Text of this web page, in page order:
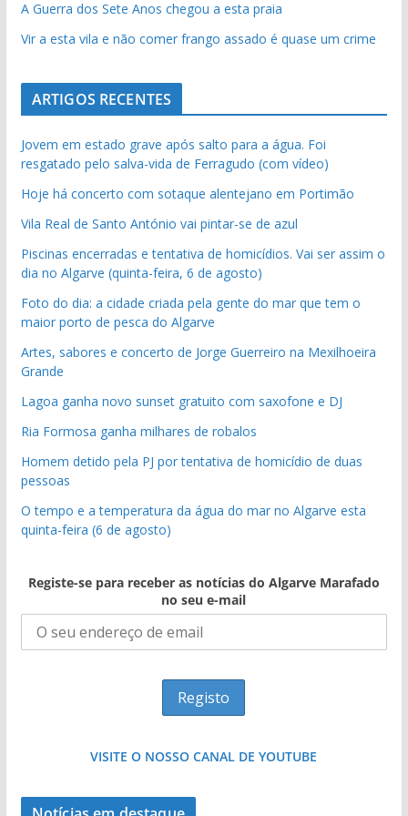
A Guerra dos Sete Anos chegou a esta praia
Vir a esta vila e não comer frango assado é quase um crime
ARTIGOS RECENTES
Jovem em estado grave após salto para a água. Foi
resgatado pelo salva-vida de Ferragudo (com vídeo)
Hoje há concerto com sotaque alentejano em Portimão
Vila Real de Santo António vai pintar-se de azul
Piscinas encerradas e tentativa de homicídios. Vai ser assim o
dia no Algarve (quinta-feira, 6 de agosto)
Foto do dia: a cidade criada pela gente do mar que tem o
maior porto de pesca do Algarve
Artes, sabores e concerto de Jorge Guerreiro na Mexilhoeira
Grande
Lagoa ganha novo sunset gratuito com saxofone e DJ
Ria Formosa ganha milhares de robalos
Homem detido pela PJ por tentativa de homicídio de duas
pessoas
O tempo e a temperatura da água do mar no Algarve esta
quinta-feira (6 de agosto)
Registe-se para receber as notícias do Algarve Marafado
no seu e-mail
VISITE O NOSSO CANAL DE YOUTUBE